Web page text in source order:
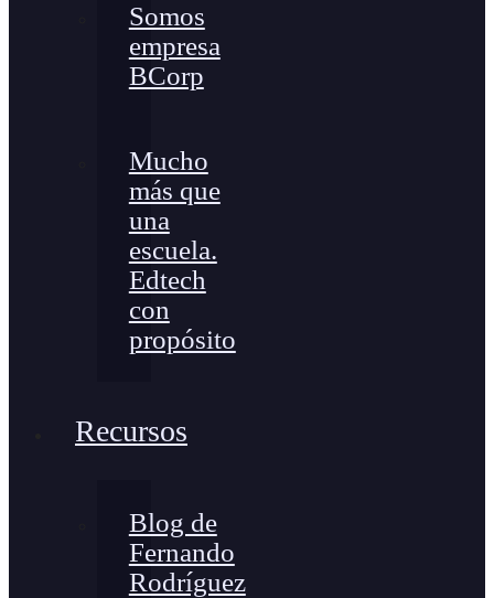
Somos
empresa
BCorp
Mucho
más que
una
escuela.
Edtech
con
propósito
Recursos
Blog de
Fernando
Rodríguez